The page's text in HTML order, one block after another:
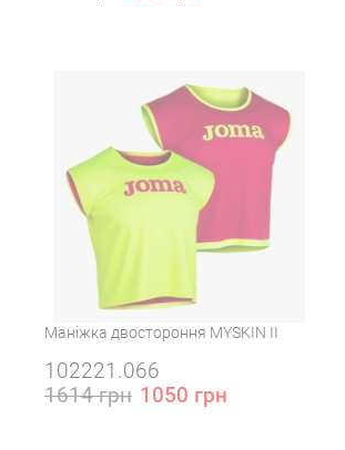
Маніжка двостороння MYSKIN II
102221.066
1614 грн 1050 грн